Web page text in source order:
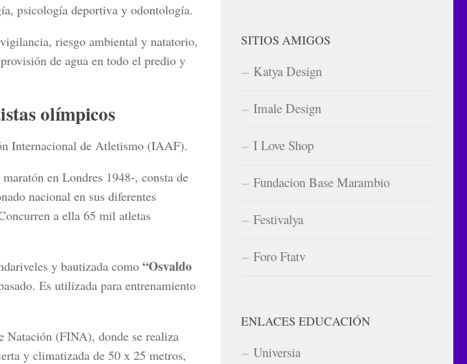
psicología deportiva y odontología.
riesgo ambiental y natatorio,
de agua en todo el predio y
olímpicos
Internacional de Atletismo (IAAF).
en Londres 1948-, consta de
nacional en sus diferentes
a ella 65 mil atletas
y bautizada como “Osvaldo
Es utilizada para entrenamiento
Natación (FINA), donde se realiza
y climatizada de 50 x 25 metros,
SITIOS AMIGOS
Katya Design
Imale Design
I Love Shop
Fundacion Base Marambio
Festivalya
Foro Ftatv
ENLACES EDUCACIÓN
Universia